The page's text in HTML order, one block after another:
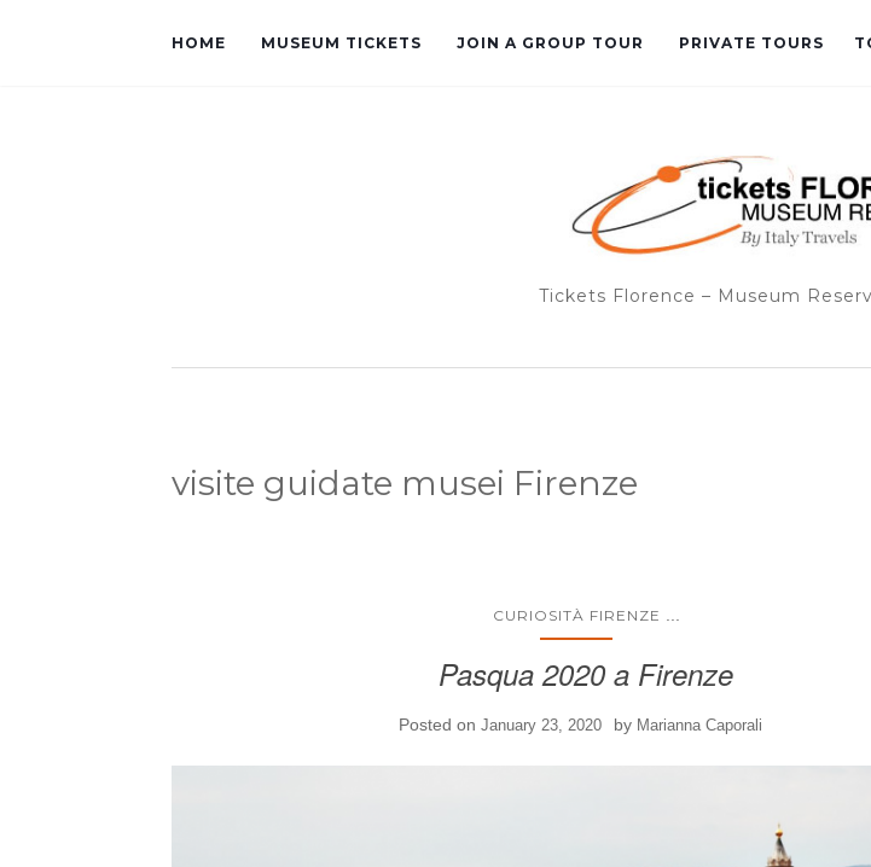
HOME MUSEUM TICKETS JOIN A GROUP TOUR PRIVATE TOURS
Tickets Florence – Museum
visite guidate musei Firenze
CURIOSITÀ FIRENZE
Pasqua 2020 a Firenze
Posted on January 23, 2020 by Marianna Caporali